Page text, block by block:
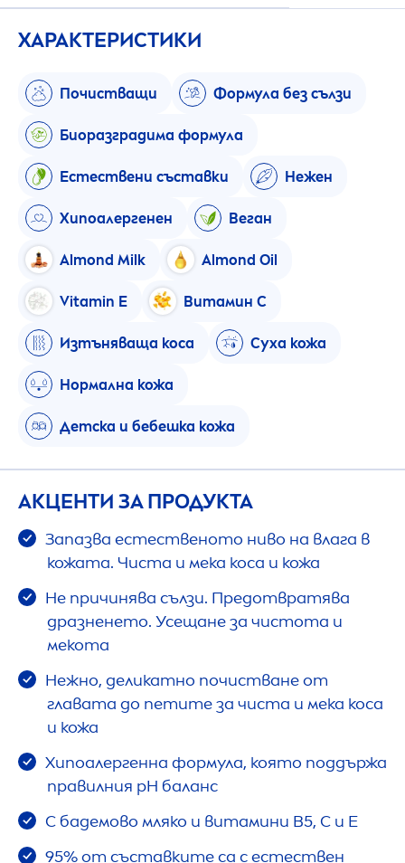
ХАРАКТЕРИСТИКИ
Почистващи Формула без сълзи
Биоразградима формула
Естествени съставки Нежен
Хипоалергенен Веган
Almond Milk Almond Oil
Vitamin E Витамин C
Изтъняваща коса Суха кожа
Нормална кожа
Детска и бебешка кожа
АКЦЕНТИ ЗА ПРОДУКТА
Запазва естественото ниво на влага в
кожата. Чиста и мека коса и кожа
Не причинява сълзи. Предотвратява
дразненето. Усещане за чистота и
мекота
Нежно, деликатно почистване от
главата до петите за чиста и мека коса
и кожа
Хипоалергенна формула, която поддържа
правилния рН баланс
С бадемово мляко и витамини В5, С и Е
95% от съставките са с естествен